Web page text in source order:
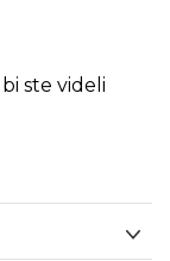
ste videli